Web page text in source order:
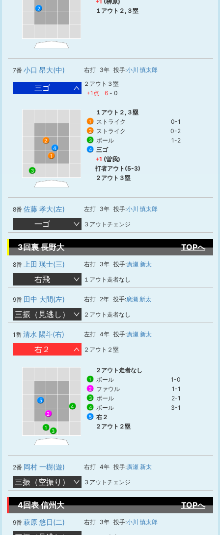
2
１アウト２,３塁
7番 小口 昂大(中) 右打 3年 投手:小川 慎太郎
三ゴ
２アウト３塁
+1点
6 - 0
1
2
3
4
１アウト２,３塁
1 ストライク 0-1
2 ストライク 0-2
3 ボール 1-2
4
三ゴ
+1 (曽我)
打者アウト(5-3)
２アウト３塁
8番 佐藤 孝大(左) 左打 3年 投手:小川 慎太郎
一ゴ ３アウトチェンジ
3回裏 長野大 TOPへ
8番 上田 瑛士(三) 右打 3年 投手:廣瀬 新太
右飛 １アウト走者なし
9番 田中 大間(左) 右打 2年 投手:廣瀬 新太
三振（見逃し） ２アウト走者なし
1番 清水 陽斗(右) 左打 4年 投手:廣瀬 新太
右２ ２アウト２塁
1
2
3
4
5
２アウト走者なし
1 ボール 1-0
2 ファウル 1-1
3 ボール 2-1
4 ボール 3-1
5
右２
２アウト２塁
2番 岡村 一樹(遊) 右打 4年 投手:廣瀬 新太
三振（空振り） ３アウトチェンジ
4回表 信州大 TOPへ
9番 萩原 悠日(二) 右打 3年 投手:小川 慎太郎